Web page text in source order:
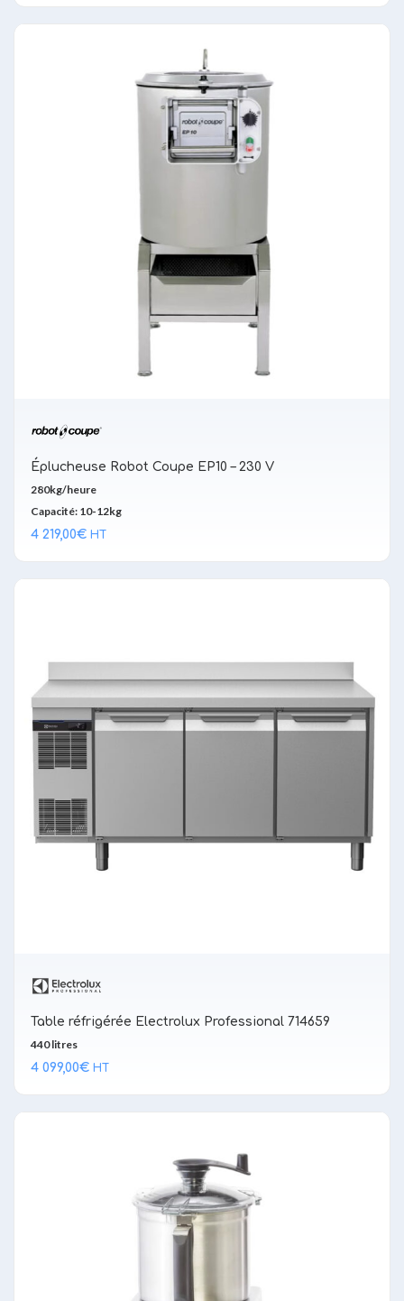
4 299,00€
Éplucheuse Robot Coupe EP10 – 230 V
280kg/heure
Capacité: 10-12kg
4 219,00€ HT
Table réfrigérée Electrolux Professional 714659
440 litres
4 099,00€ HT